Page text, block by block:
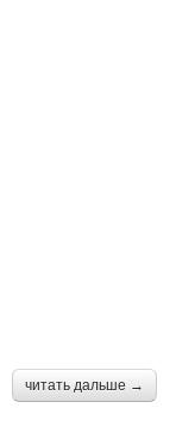
читать дальше →